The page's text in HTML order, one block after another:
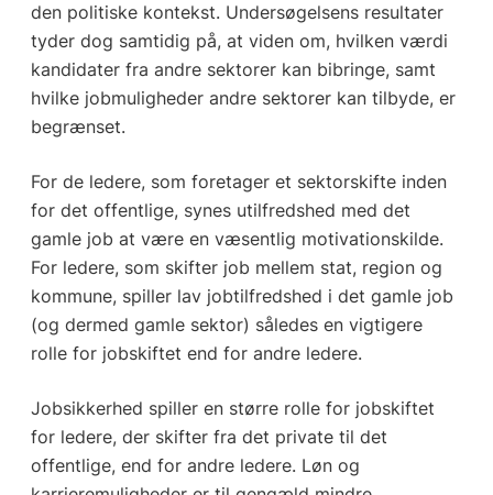
den politiske kontekst. Undersøgelsens resultater
tyder dog samtidig på, at viden om, hvilken værdi
kandidater fra andre sektorer kan bibringe, samt
hvilke jobmuligheder andre sektorer kan tilbyde, er
begrænset.
For de ledere, som foretager et sektorskifte inden
for det offentlige, synes utilfredshed med det
gamle job at være en væsentlig motivationskilde.
For ledere, som skifter job mellem stat, region og
kommu­ne, spiller lav jobtilfredshed i det gamle job
(og dermed gamle sektor) således en vigtigere
rolle for jobskiftet end for andre ledere.
Jobsikkerhed spiller en større rolle for jobskiftet
for ledere, der skifter fra det private til det
offentlige, end for andre ledere. Løn og